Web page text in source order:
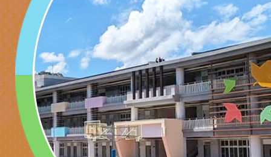
不只是遊戲 - 兒童遊
門工作坊 （中部場
成長」
文化遊戲室之規畫與
材應注意之可及性格
有關本市桃園區中埔
「桃園市115年度兒
情緒管理訓練-獨輪
施計畫」
有關國立羅東高級中
「生命教育議題深化
議題論壇與生命塔羅
檢送LED跑馬燈文字
託播影片
有關教育部特殊教育
團學前及國中小身障
有關國立臺中教育大